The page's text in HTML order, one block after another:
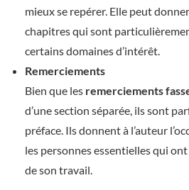
mieux se repérer. Elle peut
chapitres qui sont
certains domaines d’intérêt.
Remerciements
Bien que les remerciements
d’une section séparée, ils sont
préface. Ils donnent à l’auteur
les personnes essentielles qui
de son travail.